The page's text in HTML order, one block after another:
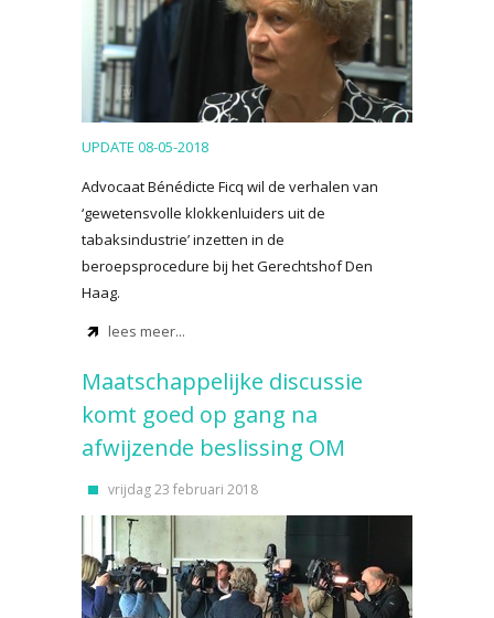
UPDATE 08-05-2018
Advocaat Bénédicte Ficq wil de verhalen van
‘gewetensvolle klokkenluiders uit de
tabaksindustrie’ inzetten in de
beroepsprocedure bij het Gerechtshof Den
Haag.
lees meer...
Maatschappelijke discussie
komt goed op gang na
afwijzende beslissing OM
vrijdag 23 februari 2018